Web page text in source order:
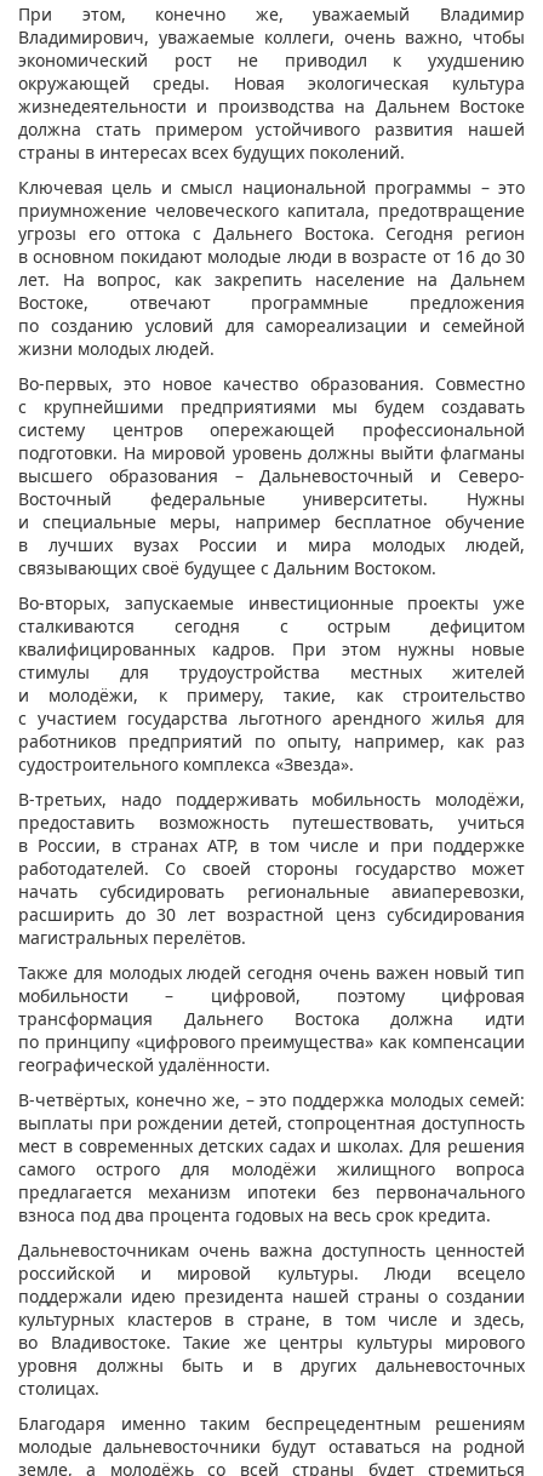
При этом, конечно же, уважаемый Владимир
Владимирович, уважаемые коллеги, очень важно, чтобы
экономический рост не приводил к ухудшению
окружающей среды. Новая экологическая культура
жизнедеятельности и производства на Дальнем Востоке
должна стать примером устойчивого развития нашей
страны в интересах всех будущих поколений.
Ключевая цель и смысл национальной программы – это
приумножение человеческого капитала, предотвращение
угрозы его оттока с Дальнего Востока. Сегодня регион
в основном покидают молодые люди в возрасте от 16 до 30
лет. На вопрос, как закрепить население на Дальнем
Востоке, отвечают программные предложения
по созданию условий для самореализации и семейной
жизни молодых людей.
Во-первых, это новое качество образования. Совместно
с крупнейшими предприятиями мы будем создавать
систему центров опережающей профессиональной
подготовки. На мировой уровень должны выйти флагманы
высшего образования – Дальневосточный и Северо-
Восточный федеральные университеты. Нужны
и специальные меры, например бесплатное обучение
в лучших вузах России и мира молодых людей,
связывающих своё будущее с Дальним Востоком.
Во-вторых, запускаемые инвестиционные проекты уже
сталкиваются сегодня с острым дефицитом
квалифицированных кадров. При этом нужны новые
стимулы для трудоустройства местных жителей
и молодёжи, к примеру, такие, как строительство
с участием государства льготного арендного жилья для
работников предприятий по опыту, например, как раз
судостроительного комплекса «Звезда».
В-третьих, надо поддерживать мобильность молодёжи,
предоставить возможность путешествовать, учиться
в России, в странах АТР, в том числе и при поддержке
работодателей. Со своей стороны государство может
начать субсидировать региональные авиаперевозки,
расширить до 30 лет возрастной ценз субсидирования
магистральных перелётов.
Также для молодых людей сегодня очень важен новый тип
мобильности – цифровой, поэтому цифровая
трансформация Дальнего Востока должна идти
по принципу «цифрового преимущества» как компенсации
географической удалённости.
В-четвёртых, конечно же, – это поддержка молодых семей:
выплаты при рождении детей, стопроцентная доступность
мест в современных детских садах и школах. Для решения
самого острого для молодёжи жилищного вопроса
предлагается механизм ипотеки без первоначального
взноса под два процента годовых на весь срок кредита.
Дальневосточникам очень важна доступность ценностей
российской и мировой культуры. Люди всецело
поддержали идею президента нашей страны о создании
культурных кластеров в стране, в том числе и здесь,
во Владивостоке. Такие же центры культуры мирового
уровня должны быть и в других дальневосточных
столицах.
Благодаря именно таким беспрецедентным решениям
молодые дальневосточники будут оставаться на родной
земле, а молодёжь со всей страны будет стремиться